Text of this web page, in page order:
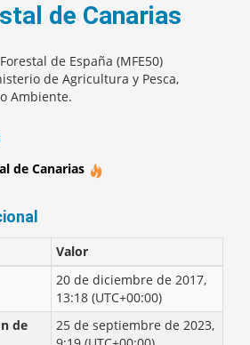
de Canarias
de España (MFE50)
de Agricultura y Pesca,
Ambiente.
de Canarias
Valor
20 de diciembre de 2017,
13:18 (UTC+00:00)
de
25 de septiembre de 2023,